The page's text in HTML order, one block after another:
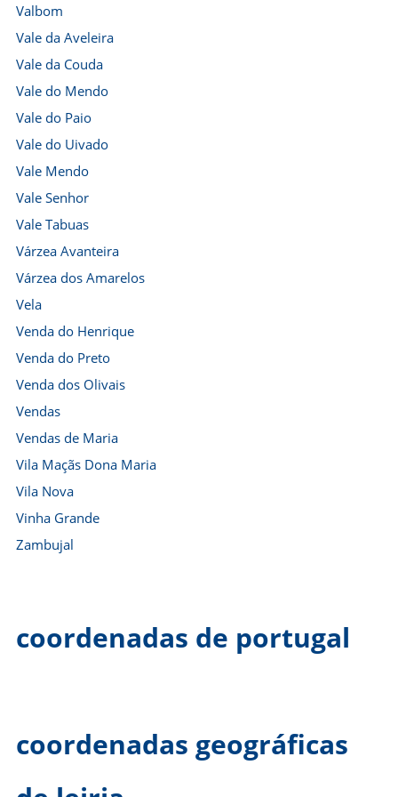
Valbom
Vale da Aveleira
Vale da Couda
Vale do Mendo
Vale do Paio
Vale do Uivado
Vale Mendo
Vale Senhor
Vale Tabuas
Várzea Avanteira
Várzea dos Amarelos
Vela
Venda do Henrique
Venda do Preto
Venda dos Olivais
Vendas
Vendas de Maria
Vila Maçãs Dona Maria
Vila Nova
Vinha Grande
Zambujal
coordenadas de portugal
coordenadas geográficas